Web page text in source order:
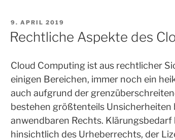
VERÖFFENTLICHT
9. APRIL 2019
Rechtliche Aspekte des
Cloud Computing ist aus rechtlicher
einigen Bereichen, immer noch ein
auch aufgrund der
bestehen größtenteils Unsicherheiten
anwendbaren Rechts. Klärungsbedarf
hinsichtlich des Urheberrechts, der